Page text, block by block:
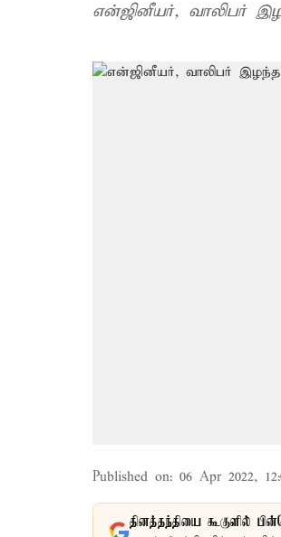
என்ஜினீயர், வாலிபர்
Published on: 06 Apr 2022,
தினத்தந்தியை கூகுளில்